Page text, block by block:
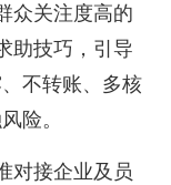
众关注度高的
助技巧，引导
不转账、多核
险。
对接企业及员